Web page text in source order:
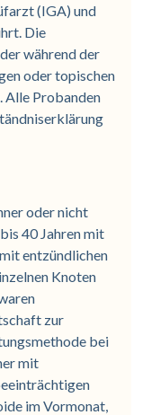
(IGA) und
Die
während der
oder topischen
Alle Probanden
oder nicht
40 Jahren mit
entzündlichen
Knoten
zur
bei
mit
im Vormonat,